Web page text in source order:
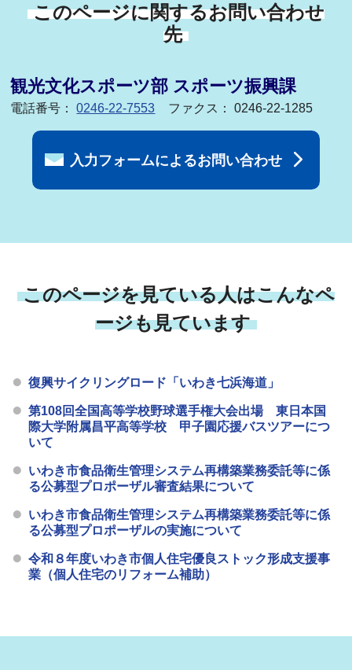
このページに関するお問い合わせ
先
観光文化スポーツ部 スポーツ振興課
電話番号：0246-22-7553 ファクス： 0246-22-1285
入力フォームによるお問い合わせ
このページを見ている人はこんなペ
ージも見ています
復興サイクリングロード「いわき七浜海道」
第108回全国高等学校野球選手権大会出場 東日本国
際大学附属昌平高等学校 甲子園応援バスツアーにつ
いて
いわき市食品衛生管理システム再構築業務委託等に係
る公募型プロポーザル審査結果について
いわき市食品衛生管理システム再構築業務委託等に係
る公募型プロポーザルの実施について
令和８年度いわき市個人住宅優良ストック形成支援事
業（個人住宅のリフォーム補助）